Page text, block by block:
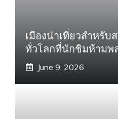
เมืองน่าเที่ยวสำหรับ
ทั่วโลกที่นักชิมห้ามพ
June 9, 2026